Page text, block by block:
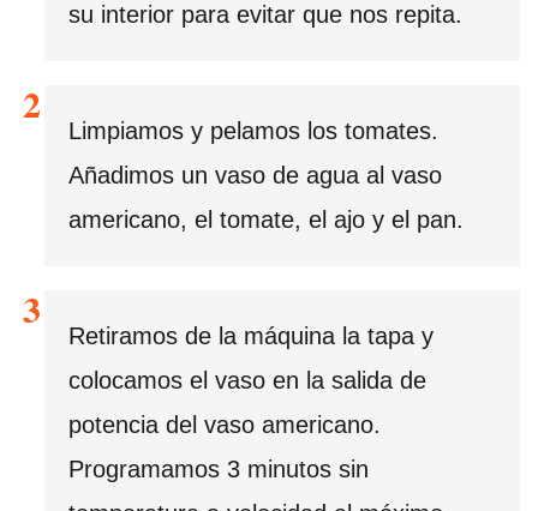
su interior para evitar que nos repita.
Limpiamos y pelamos los tomates.
Añadimos un vaso de agua al vaso
americano, el tomate, el ajo y el pan.
Retiramos de la máquina la tapa y
colocamos el vaso en la salida de
potencia del vaso americano.
Programamos 3 minutos sin